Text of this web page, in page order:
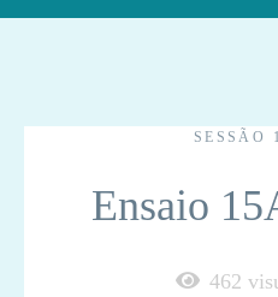
SESSÃO
Ensaio
462